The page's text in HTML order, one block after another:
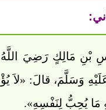
بْنِ مَالِكٍ رَضِيَ اللَّهُ
وَسَلَّمَ، قالَ: «لاَ
مَا يُحِبُّ لِنَفْسِهِ».